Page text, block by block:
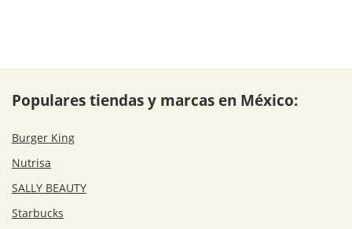
Populares tiendas y marcas en México:
Burger King
Nutrisa
SALLY BEAUTY
Starbucks